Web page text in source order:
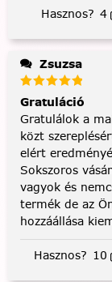
Hasznos? 4
Zsuzsa
Gratuláció
Gratulálok a
közt
elért
Sokszoros
vagyok és
termék de az
hozzáállása
Hasznos? 10